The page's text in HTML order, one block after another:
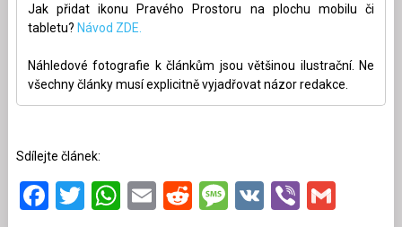
Jak přidat ikonu Pravého Prostoru na plochu mobilu či
tabletu? Návod ZDE.
Náhledové fotografie k článkům jsou většinou ilustrační. Ne
všechny články musí explicitně vyjadřovat názor redakce.
Sdílejte článek:
Facebook
Twitter
WhatsApp
EmailRedditMessage
VKViber